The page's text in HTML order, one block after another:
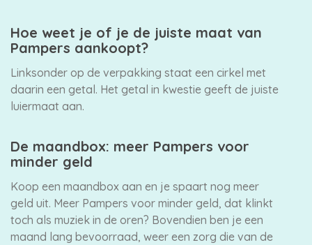
Hoe weet je of je de juiste maat van
Pampers aankoopt?
Linksonder op de verpakking staat een cirkel met
daarin een getal. Het getal in kwestie geeft de juiste
luiermaat aan.
De maandbox: meer Pampers voor
minder geld
Koop een maandbox aan en je spaart nog meer
geld uit. Meer Pampers voor minder geld, dat klinkt
toch als muziek in de oren? Bovendien ben je een
maand lang bevoorraad, weer een zorg die van de